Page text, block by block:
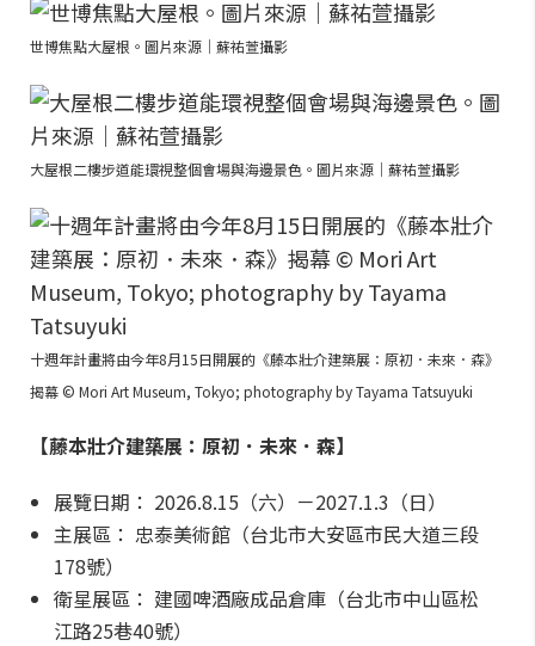
世博焦點大屋根。圖片來源｜蘇祐萱攝影
大屋根二樓步道能環視整個會場與海邊景色。圖片來源｜蘇祐萱攝影
十週年計畫將由今年8月15日開展的《藤本壯介建築展：原初．未來．森》
揭幕 © Mori Art Museum, Tokyo; photography by Tayama Tatsuyuki
【藤本壯介建築展：原初．未來．森】
展覽日期： 2026.8.15（六）－2027.1.3（日）
主展區： 忠泰美術館（台北市大安區市民大道三段
178號）
衛星展區： 建國啤酒廠成品倉庫（台北市中山區松
江路25巷40號）